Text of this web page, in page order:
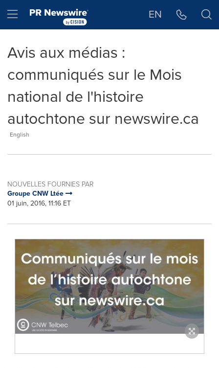
Hamburger menu EN
Avis aux médias :
communiqués sur le Mois
national de l'histoire
autochtone sur newswire.ca
English
NOUVELLES FOURNIES PAR
Groupe CNW Ltée
01 juin, 2016, 11:16 ET